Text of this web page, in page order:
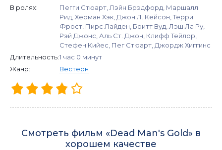
В ролях:
Пегги Стюарт, Лэйн Брэдфорд, Маршалл
Рид, Херман Хэк, Джон Л. Кейсон, Терри
Фрост, Пирс Лайден, Бритт Вуд, Лэш Ла Ру,
Рэй Джонс, Аль Ст. Джон, Клифф Тейлор,
Стефен Кийес, Пег Стюарт, Джордж Хиггинс
Длительность:1 час 0 минут
Жанр:
Вестерн
Смотреть фильм «Dead Man's Gold» в
хорошем качестве